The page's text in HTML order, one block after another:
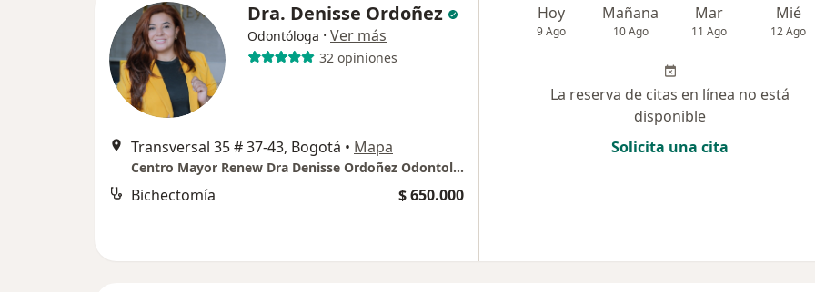
Dra. Denisse Ordoñez
Odontóloga · Ver más
32 opiniones
Transversal 35 # 37-43, Bogotá • Mapa
Centro Mayor Renew Dra Denisse Ordoñez Odontologia Estetica
Bichectomía $ 650.000
Hoy
9 Ago
Mañana
10 Ago
Mar
11 Ago
Mié
12 Ago
La reserva de citas en línea no está
disponible
Solicita una cita